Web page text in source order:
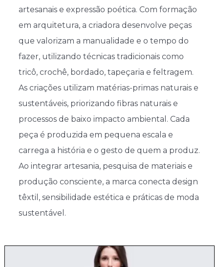
artesanais e expressão poética. Com formação
em arquitetura, a criadora desenvolve peças
que valorizam a manualidade e o tempo do
fazer, utilizando técnicas tradicionais como
tricô, crochê, bordado, tapeçaria e feltragem.
As criações utilizam matérias-primas naturais e
sustentáveis, priorizando fibras naturais e
processos de baixo impacto ambiental. Cada
peça é produzida em pequena escala e
carrega a história e o gesto de quem a produz.
Ao integrar artesania, pesquisa de materiais e
produção consciente, a marca conecta design
têxtil, sensibilidade estética e práticas de moda
sustentável.